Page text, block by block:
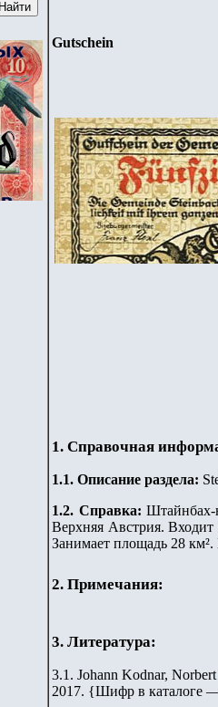
Gutschein
1. Справочная
1.1. Описание раздела:
1.2. Справка: Штайнбах-
Верхняя Австрия. Входит
Занимает площадь 28
2. Примечания:
3. Литература:
3.1. Johann Kodnar,
2017. {Шифр в каталоге